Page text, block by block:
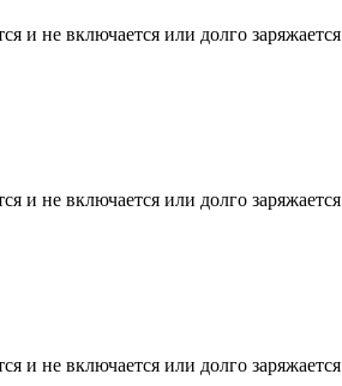
и не включается или долго заряжается
и не включается или долго заряжается
и не включается или долго заряжается